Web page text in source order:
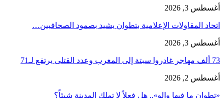
أغسطس 3, 2026
اتحاد المقاولات الإعلامية بتطوان يشيد بصمود الصحافيين…
أغسطس 3, 2026
73 ألف مهاجر غادروا سبتة إلى المغرب وعدد القتلى يرتفع لـ71
أغسطس 2, 2026
«تطوان ما فيها والو».. هل فعلاً لا تملك المدينة شيئاً؟